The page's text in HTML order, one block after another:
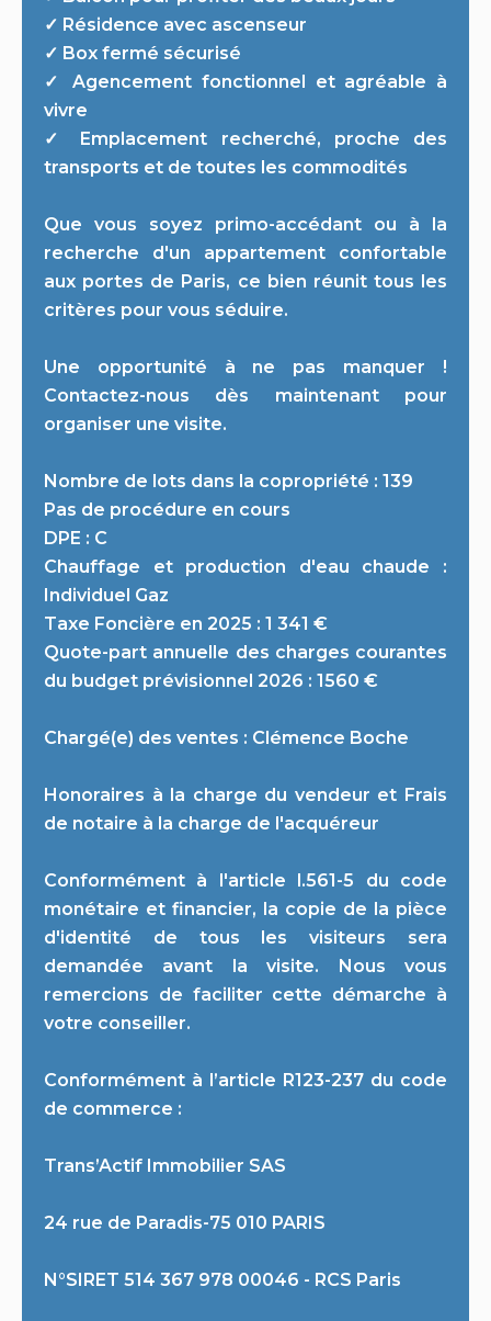
✓ Résidence avec ascenseur
✓ Box fermé sécurisé
✓ Agencement fonctionnel et agréable à
vivre
✓ Emplacement recherché, proche des
transports et de toutes les commodités
Que vous soyez primo-accédant ou à la
recherche d'un appartement confortable
aux portes de Paris, ce bien réunit tous les
critères pour vous séduire.
Une opportunité à ne pas manquer !
Contactez-nous dès maintenant pour
organiser une visite.
Nombre de lots dans la copropriété : 139
Pas de procédure en cours
DPE : C
Chauffage et production d'eau chaude :
Individuel Gaz
Taxe Foncière en 2025 : 1 341 €
Quote-part annuelle des charges courantes
du budget prévisionnel 2026 : 1560 €
Chargé(e) des ventes : Clémence Boche
Honoraires à la charge du vendeur et Frais
de notaire à la charge de l'acquéreur
Conformément à l'article l.561-5 du code
monétaire et financier, la copie de la pièce
d'identité de tous les visiteurs sera
demandée avant la visite. Nous vous
remercions de faciliter cette démarche à
votre conseiller.
Conformément à l’article R123-237 du code
de commerce :
Trans’Actif Immobilier SAS
24 rue de Paradis-75 010 PARIS
N°SIRET 514 367 978 00046 - RCS Paris